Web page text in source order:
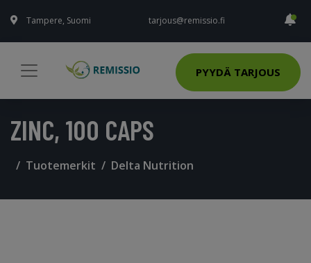
Tampere, Suomi tarjous@remissio.fi
PYYDÄ TARJOUS
ZINC, 100 CAPS
Tuotemerkit Delta Nutrition